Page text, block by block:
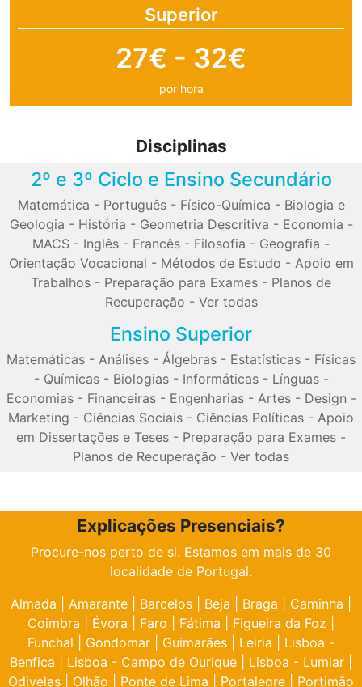
Superior
27€ - 32€
por hora
Disciplinas
2º e 3º Ciclo e Ensino Secundário
Matemática - Português- Físico-Química - Biologia e
Geologia - História - Geometria Descritiva - Economia -
MACS - Inglês - Francês - Filosofia - Geografia -
Orientação Vocacional - Métodos de Estudo - Apoio em
Trabalhos - Preparação para Exames - Planos de
Recuperação - Ver todas
Ensino Superior
Matemáticas - Análises - Álgebras - Estatísticas - Físicas
- Químicas- Biologias- Informáticas- Línguas-
Economias- Financeiras- Engenharias- Artes- Design -
Marketing - Ciências Sociais - Ciências Políticas - Apoio
em Dissertações e Teses - Preparação para Exames -
Planos de Recuperação - Ver todas
Explicações Presenciais?
Procure-nos perto de si. Estamos em mais de 30
localidade de Portugal.
Almada
Amarante Barcelos Beja Braga Caminha
Coimbra
Évora Faro Fátima Figueira da Foz
Funchal
Gondomar Guimarães Leiria
Lisboa -
Benfica
Lisboa - Campo de Ourique Lisboa - Lumiar
Odivelas
Olhão Ponte de Lima Portalegre
Portimão